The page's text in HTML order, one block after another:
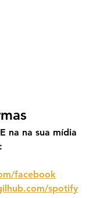
na na sua mídia
facebook
spotify